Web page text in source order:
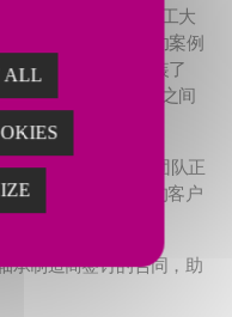
床，该磨床将用来加工大
是继2019年一个成功案例
天尼销售并成功安装了
步夯实了法孚与客户之间
，法孚磨削|超精密团队正
，以满足不断提升的客户
承制造商签订的合同，助
ALL